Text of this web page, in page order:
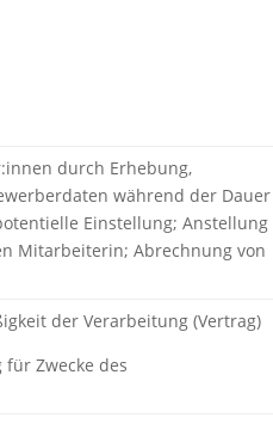
durch Erhebung,
während der Dauer
Einstellung; Anstellung
Mitarbeiterin; Abrechnung von
der Verarbeitung (Vertrag)
für Zwecke des